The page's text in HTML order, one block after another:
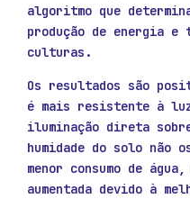
algoritmo que
produção de energia e
culturas.
Os resultados são
é mais resistente à
iluminação direta
humidade do solo não
menor consumo de
aumentada devido à